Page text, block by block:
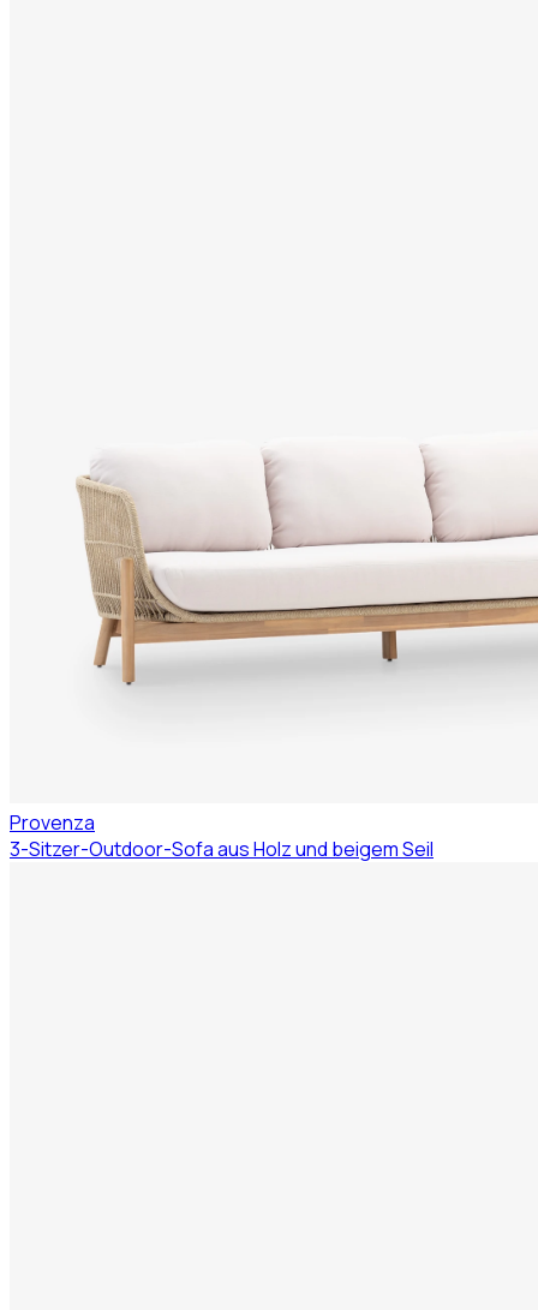
Provenza
3-Sitzer-Outdoor-Sofa aus Holz und beigem Seil